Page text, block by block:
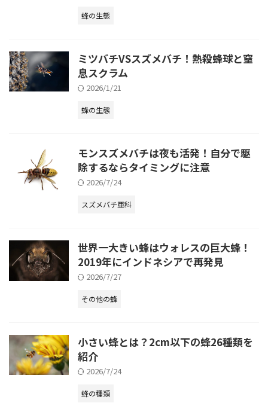
蜂の生態
ミツバチVSスズメバチ！熱殺蜂球と窒
息スクラム
2026/1/21
蜂の生態
モンスズメバチは夜も活発！自分で駆
除するならタイミングに注意
2026/7/24
スズメバチ亜科
世界一大きい蜂はウォレスの巨大蜂！
2019年にインドネシアで再発見
2026/7/27
その他の蜂
小さい蜂とは？2cm以下の蜂26種類を
紹介
2026/7/24
蜂の種類